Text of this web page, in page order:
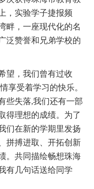
，实验学子捷报频
畔，一座现代化的名
泛赞誉和兄弟学校的
望，我们曾有过收
享受着学习的快乐。
些失落,我们还有一部
得理想的成绩。为了
们在新的学期里发扬
拼搏进取、开拓创新
。共同描绘畅想珠海
有几句话送给同学